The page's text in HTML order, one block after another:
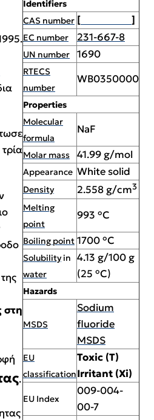
Identifiers
CAS number [ ]
EC number 231-667-8
UN number 1690
RTECS
number
WB0350000
Properties
Molecular
formula
NaF
Molar mass 41.99 g/mol
Appearance White solid
Density 2.558 g/cm3
Melting
point
993 °C
Boiling point 1700 °C
Solubilityin
water
4.13 g/100 g
(25 °C)
Hazards
MSDS
Sodium
fluoride
MSDS
EU
classification
Toxic (T)
Irritant (Xi)
EU Index
009-004-
00-7
στη
.